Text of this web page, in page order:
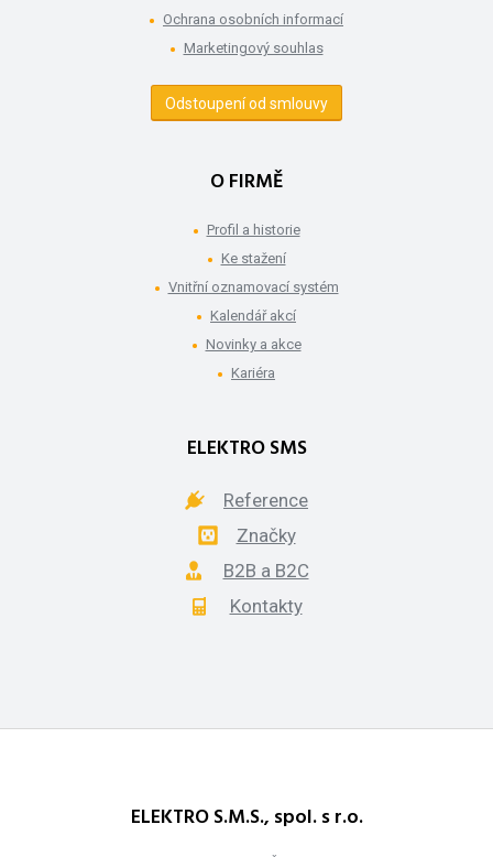
Ochrana osobních informací
Marketingový souhlas
Odstoupení od smlouvy
O FIRMĚ
Profil a historie
Ke stažení
Vnitřní oznamovací systém
Kalendář akcí
Novinky a akce
Kariéra
ELEKTRO SMS
Reference
Značky
B2B a B2C
Kontakty
ELEKTRO S.M.S., spol. s r.o.